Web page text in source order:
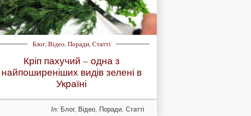
Блог,Відео,Поради,Статті
Кріп пахучий – одна з
найпоширеніших видів зелені в
Україні
In: Блог, Відео, Поради, Статті